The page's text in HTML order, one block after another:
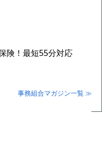
険！最短55分対応
事務組合マガジン一覧 ≫